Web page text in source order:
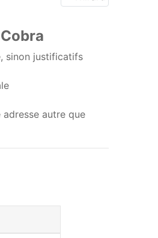
sinon justificatifs
autre que